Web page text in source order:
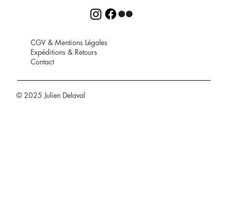
CGV & Mentions Légales
Expéditions & Retours
Contact
© 2025 Julien Delaval